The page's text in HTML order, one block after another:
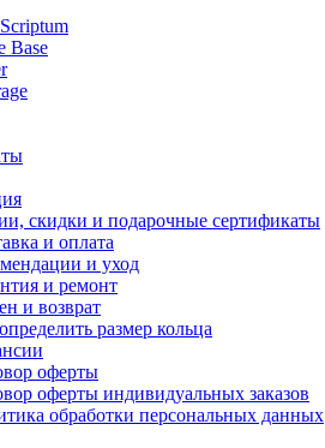
Base
скидки и подарочные сертификаты
и оплата
и уход
и ремонт
и возврат
размер кольца
оферты
оферты индивидуальных заказов
обработки персональных данных